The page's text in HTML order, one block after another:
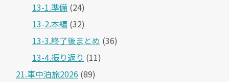
13-1.準備 (24)
13-2.本編 (32)
13-3.終了後まとめ (36)
13-4.振り返り (11)
21.車中泊旅2026 (89)